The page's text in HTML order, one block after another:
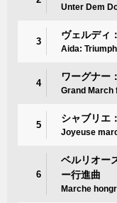
Unter Dem
3
ヴェルディ
Aida:
4
ワーグナー
Grand March
5
シャブリエ
Joyeuse
6
ベルリオー
ー行進曲
Marche